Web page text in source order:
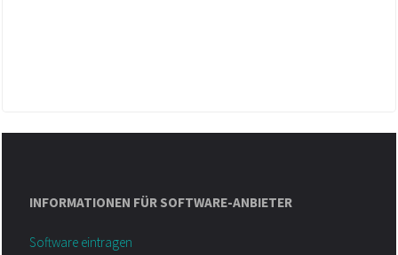
INFORMATIONEN FÜR SOFTWARE-ANBIETER
Software eintragen